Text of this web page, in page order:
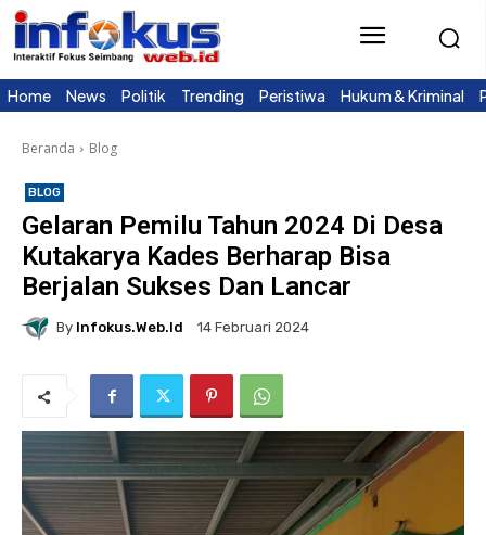
Home News Politik Trending Peristiwa Hukum & Kriminal
Beranda Blog
BLOG
Gelaran Pemilu Tahun 2024 Di Desa
Kutakarya Kades Berharap Bisa
Berjalan Sukses Dan Lancar
By Infokus.web.id 14 Februari 2024